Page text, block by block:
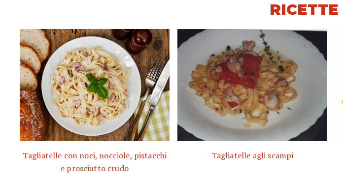
Tagliatelle con noci, nocciole, pistacchi
e prosciutto crudo
Tagliatelle agli scampi